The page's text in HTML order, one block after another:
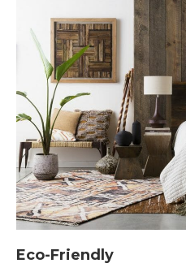
Eco-Friendly